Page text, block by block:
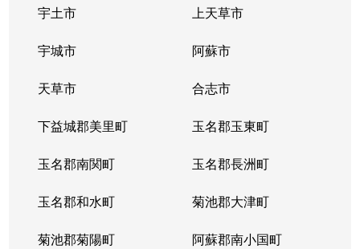
宇土市 上天草市
宇城市 阿蘇市
天草市 合志市
下益城郡美里町 玉名郡玉東町
玉名郡南関町 玉名郡長洲町
玉名郡和水町 菊池郡大津町
菊池郡菊陽町 阿蘇郡南小国町